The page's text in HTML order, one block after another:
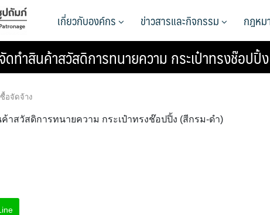
เกี่ยวกับองค์กร ข่าวสารและกิจกรรม กฎห
ดทำสินค้าสวัสดิการทนายความ กระเป๋าทรงช๊อป
อจัดจ้าง
าสวัสดิการทนายความ กระเป๋าทรงช๊อปปิ้ง (สีกรม-ดำ)